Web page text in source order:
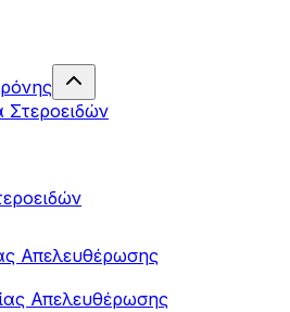
Στεροειδών
Απελευθέρωσης
Απελευθέρωσης